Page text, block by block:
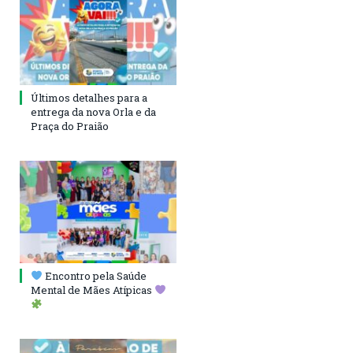
Últimos detalhes para a
entrega da nova Orla e da
Praça do Praião
Encontro pela Saúde
Mental de Mães Atípicas